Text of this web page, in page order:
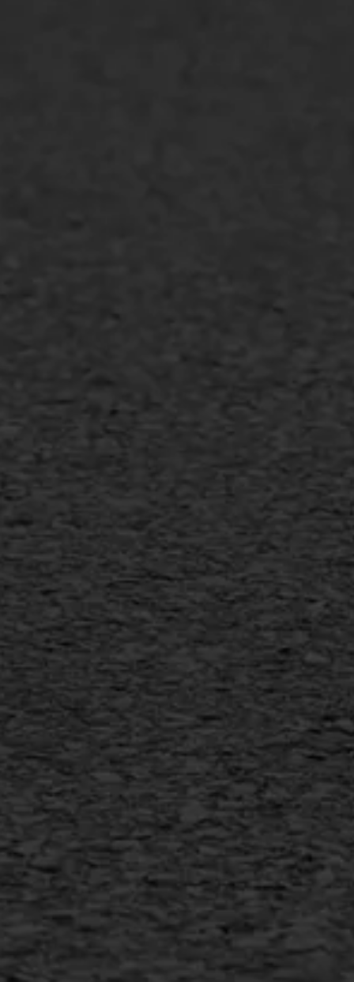
Gietasfalt reparatie
Scheurreparatie
Flexigoot
Vertical seal
Vlakslijpen
Vorstschade
AWS ASFALTWERKEN
+31 493 842 840
info@asfaltwerken.nl
MEER INFORMATIE
Inschrijven nieuwsbrief
Duurzaam ondernemen